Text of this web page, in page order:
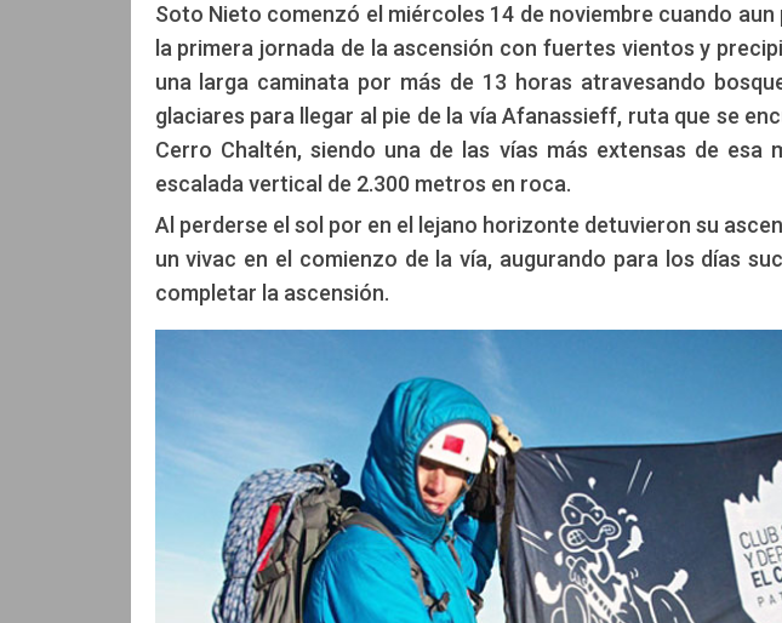
Soto Nieto comenzó el miércoles 14 de noviembre cuando
la primera jornada de la ascensión con fuertes vientos y
una larga caminata por más de 13 horas atravesando
glaciares para llegar al pie de la vía Afanassieff, ruta que se
Cerro Chaltén, siendo una de las vías más extensas de
escalada vertical de 2.300 metros en roca.
Al perderse el sol por en el lejano horizonte detuvieron su
un vivac en el comienzo de la vía, augurando para los días
completar la ascensión.